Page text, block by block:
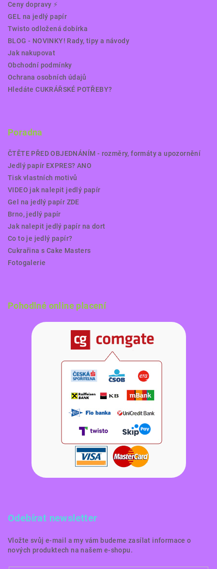
Ceny dopravy ⚡️
GEL na jedlý papír
Twisto odložená dobírka
BLOG - NOVINKY! Rady, tipy a návody
Jak nakupovat
Obchodní podmínky
Ochrana osobních údajů
Hledáte CUKRÁŘSKÉ POTŘEBY?
Poradna
ČTĚTE PŘED OBJEDNÁNÍM - rozměry, formáty a upozornění
Jedlý papír EXPRES? ANO
Tisk vlastních motivů
VIDEO jak nalepit jedlý papír
Gel na jedlý papír ZDE
Brno, jedlý papír
Jak nalepit jedlý papír na dort
Co to je jedlý papír?
Cukrařina s Cake Masters
Fotogalerie
Pohodlné online placení
Odebírat newsletter
Vložte svůj e-mail a my vám budeme zasílat informace o
nových produktech na našem e-shopu.